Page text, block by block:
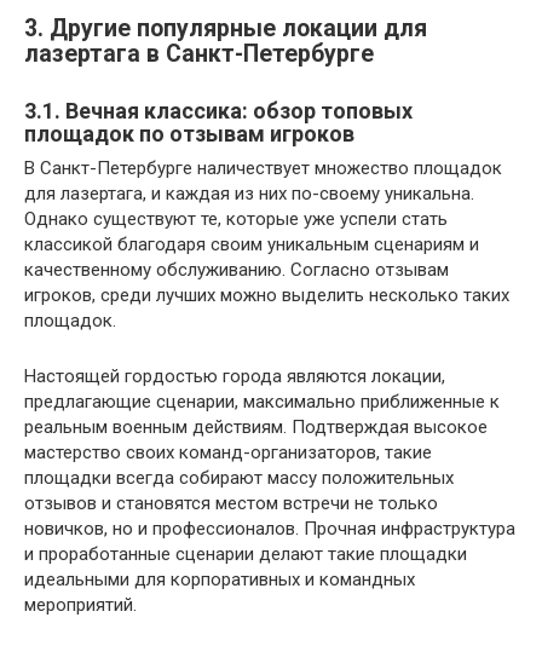
3. Другие популярные локации для
лазертага в Санкт-Петербурге
3.1. Вечная классика: обзор топовых
площадок по отзывам игроков
В Санкт-Петербурге наличествует множество площадок
для лазертага, и каждая из них по-своему уникальна.
Однако существуют те, которые уже успели стать
классикой благодаря своим уникальным сценариям и
качественному обслуживанию. Согласно отзывам
игроков, среди лучших можно выделить несколько таких
площадок.
Настоящей гордостью города являются локации,
предлагающие сценарии, максимально приближенные к
реальным военным действиям. Подтверждая высокое
мастерство своих команд-организаторов, такие
площадки всегда собирают массу положительных
отзывов и становятся местом встречи не только
новичков, но и профессионалов. Прочная инфраструктура
и проработанные сценарии делают такие площадки
идеальными для корпоративных и командных
мероприятий.